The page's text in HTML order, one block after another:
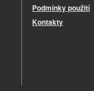
Podmínky použití
Kontakty